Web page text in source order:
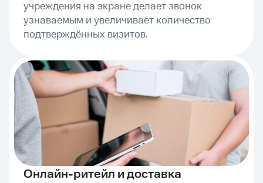
учреждения на экране делает звонок
узнаваемым и увеличивает количество
подтверждённых визитов.
Онлайн-ритейл и доставка